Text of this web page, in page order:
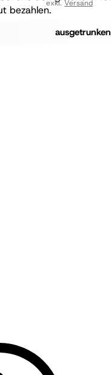
bezahlen.
exkl.Versand
ausgetrunken